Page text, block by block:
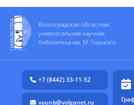
Волгоградская областная
универсальная научная
библиотека им. М. Горького
+7 (8442) 33-11-52
vounb@volganet.ru